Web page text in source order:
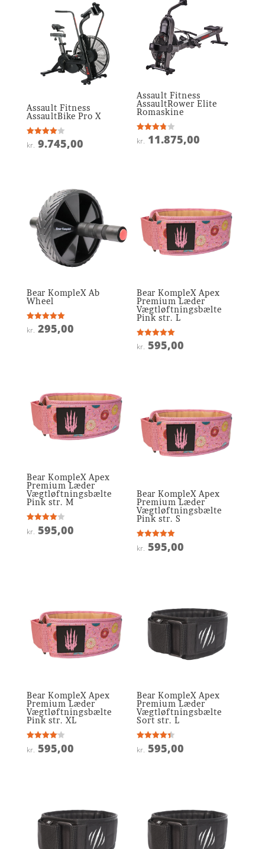
Assault Fitness
AssaultBike Pro X
Vurderet
4
kr. 9.745,00
Assault Fitness
AssaultRower Elite
Romaskine
Vurderet
3.8
kr. 11.875,00
Bear KompleX Ab
Wheel
Vurderet
5
kr. 295,00
Bear KompleX Apex
Premium Læder
Vægtløftningsbælte
Pink str. L
Vurderet
5
kr. 595,00
Bear KompleX Apex
Premium Læder
Vægtløftningsbælte
Pink str. M
Vurderet
4
kr. 595,00
Bear KompleX Apex
Premium Læder
Vægtløftningsbælte
Pink str. S
Vurderet
4.9
kr. 595,00
Bear KompleX Apex
Premium Læder
Vægtløftningsbælte
Pink str. XL
Vurderet
4.1
kr. 595,00
Bear KompleX Apex
Premium Læder
Vægtløftningsbælte
Sort str. L
Vurderet
4.4
kr. 595,00